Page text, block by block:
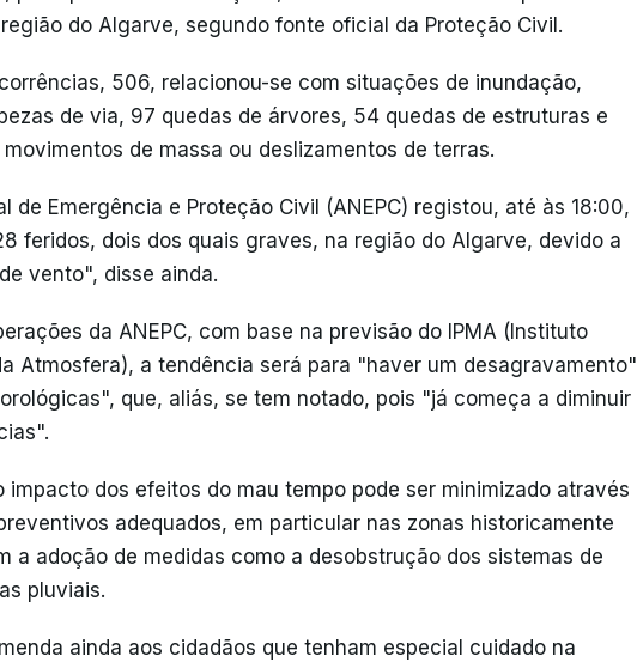
do Algarve, segundo fonte oficial da Proteção Civil.
506, relacionou-se com situações de inundação,
de via, 97 quedas de árvores, 54 quedas de estruturas e
de massa ou deslizamentos de terras.
de Emergência e Proteção Civil (ANEPC) registou, até às 18:00,
feridos, dois dos quais graves, na região do Algarve, devido a
vento", disse ainda.
da ANEPC, com base na previsão do IPMA (Instituto
Atmosfera), a tendência será para "haver um desagravamento"
que, aliás, se tem notado, pois "já começa a diminuir
impacto dos efeitos do mau tempo pode ser minimizado através
adequados, em particular nas zonas historicamente
a adoção de medidas como a desobstrução dos sistemas de
pluviais.
ainda aos cidadãos que tenham especial cuidado na